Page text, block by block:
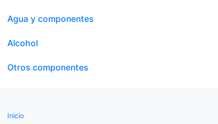
Agua y componentes
Alcohol
Otros componentes
Inicio